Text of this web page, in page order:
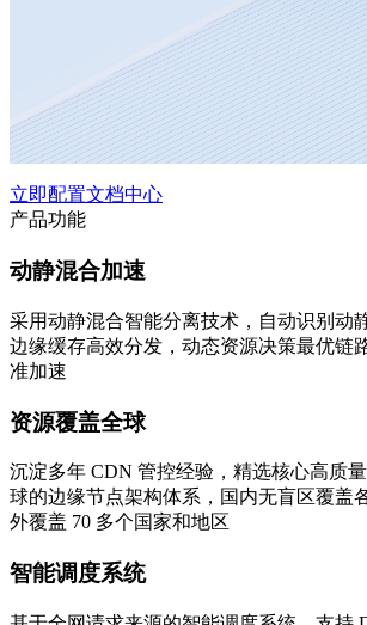
立即配置文档中心
产品功能
动静混合加速
采用动静混合智能分离技术，自动识别动
边缘缓存高效分发，动态资源决策最优链
准加速
资源覆盖全球
沉淀多年 CDN 管控经验，精选核心高质
球的边缘节点架构体系，国内无盲区覆盖
外覆盖 70 多个国家和地区
智能调度系统